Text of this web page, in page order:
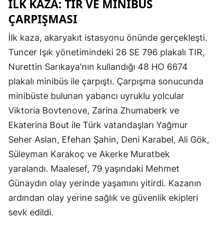
İLK KAZA: TIR VE MINIBÜS
ÇARPIŞMASI
İlk kaza, akaryakıt istasyonu önünde gerçekleşti.
Tuncer Işık yönetimindeki 26 SE 796 plakalı TIR,
Nurettin Sarıkaya'nın kullandığı 48 HO 6674
plakalı minibüs ile çarpıştı. Çarpışma sonucunda
minibüste bulunan yabancı uyruklu yolcular
Viktoria Bovtenove, Zarina Zhumaberk ve
Ekaterina Bout ile Türk vatandaşları Yağmur
Seher Aslan, Efehan Şahin, Deni Karabel, Ali Gök,
Süleyman Karakoç ve Akerke Muratbek
yaralandı. Maalesef, 79 yaşındaki Mehmet
Günaydın olay yerinde yaşamını yitirdi. Kazanın
ardından olay yerine sağlık ve güvenlik ekipleri
sevk edildi.